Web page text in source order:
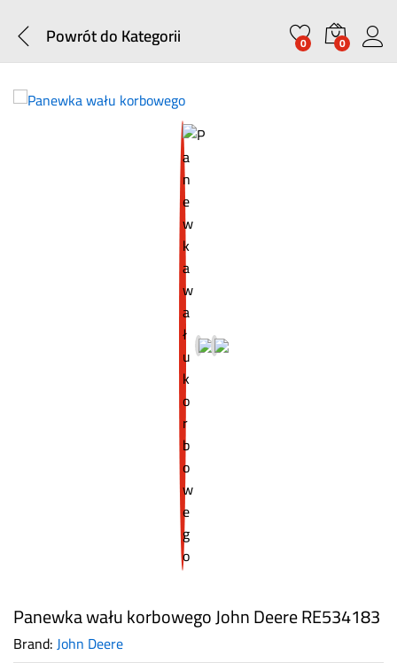
Powrót doKategorii 0 0
Panewka wału korbowego John Deere RE534183
Brand:John Deere